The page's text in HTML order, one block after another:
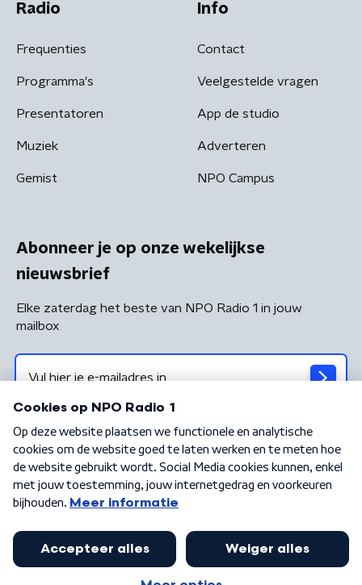
Radio
Frequenties
Programma's
Presentatoren
Muziek
Gemist
Info
Contact
Veelgestelde vragen
App de studio
Adverteren
NPO Campus
Abonneer je op onze wekelijkse
nieuwsbrief
Elke zaterdag het beste van NPO Radio 1 in jouw
mailbox
Algemene voorwaarden Privacybeleid